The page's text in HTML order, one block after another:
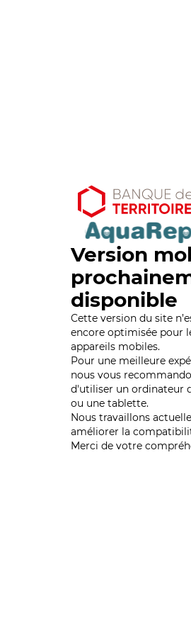
Version
disponible
Cette version du site
encore optimisée pour
appareils mobiles.
Pour une meilleure
nous vous
d'utiliser un ordinateur
ou une tablette.
Nous travaillons
améliorer la
Merci de votre